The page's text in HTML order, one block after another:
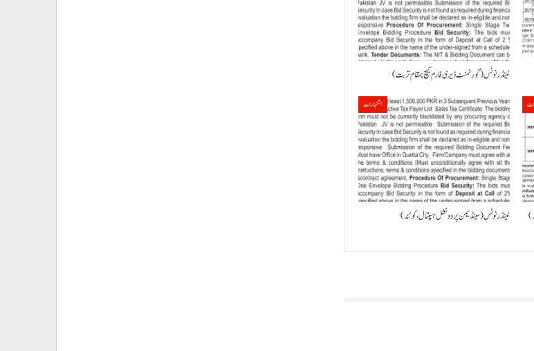
ٹینڈر نوٹس (گورنمنٹ ڈیری فارم کیچ بمقام تربت)
اشتہارات
ٹینڈر نوٹس (سینڈیمن پروونشل ہسپتال، کوئٹہ)